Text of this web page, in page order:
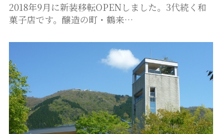
2018年9月に新装移転OPENしました。3代続く和
菓子店です。醸造の町・鶴来…